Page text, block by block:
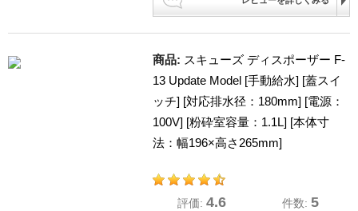
商品: スキューズ ディスポーザー F-
13 Update Model [手動給水] [蓋スイ
ッチ] [対応排水径：180mm] [電源：
100V] [粉砕室容量：1.1L] [本体寸
法：幅196×高さ265mm]
評価:4.6 件数:5